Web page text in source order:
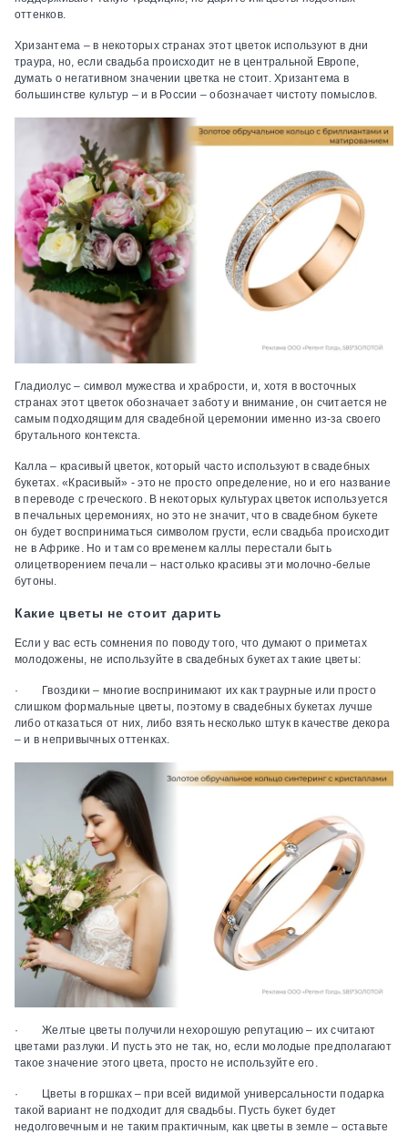
оттенков.
Хризантема – в некоторых странах этот цветок используют в дни
траура, но, если свадьба происходит не в центральной Европе,
думать о негативном значении цветка не стоит. Хризантема в
большинстве культур – и в России – обозначает чистоту помыслов.
Гладиолус – символ мужества и храбрости, и, хотя в восточных
странах этот цветок обозначает заботу и внимание, он считается не
самым подходящим для свадебной церемонии именно из-за своего
брутального контекста.
Калла – красивый цветок, который часто используют в свадебных
букетах. «Красивый» - это не просто определение, но и его название
в переводе с греческого. В некоторых культурах цветок используется
в печальных церемониях, но это не значит, что в свадебном букете
он будет восприниматься символом грусти, если свадьба происходит
не в Африке. Но и там со временем каллы перестали быть
олицетворением печали – настолько красивы эти молочно-белые
бутоны.
Какие цветы не стоит дарить
Если у вас есть сомнения по поводу того, что думают о приметах
молодожены, не используйте в свадебных букетах такие цветы:
· Гвоздики – многие воспринимают их как траурные или просто
слишком формальные цветы, поэтому в свадебных букетах лучше
либо отказаться от них, либо взять несколько штук в качестве декора
– и в непривычных оттенках.
· Желтые цветы получили нехорошую репутацию – их считают
цветами разлуки. И пусть это не так, но, если молодые предполагают
такое значение этого цвета, просто не используйте его.
· Цветы в горшках – при всей видимой универсальности подарка
такой вариант не подходит для свадьбы. Пусть букет будет
недолговечным и не таким практичным, как цветы в земле – оставьте